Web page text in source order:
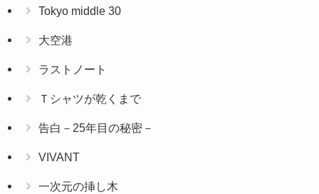
Tokyo middle 30
大空港
ラストノート
Ｔシャツが乾くまで
告白－25年目の秘密－
VIVANT
一次元の挿し木